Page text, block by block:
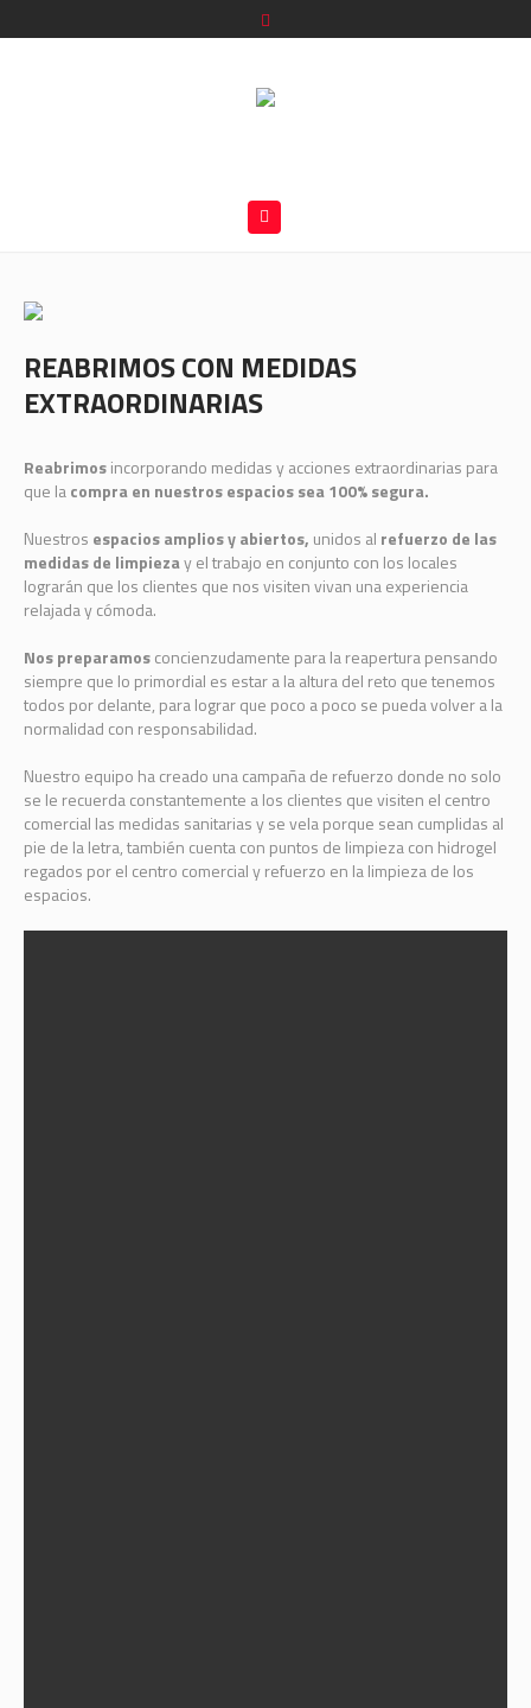
REABRIMOS CON MEDIDAS
EXTRAORDINARIAS
Reabrimosincorporando medidas y acciones extraordinarias para
que lacompra en nuestros espacios sea 100% segura.
Nuestros espacios amplios y abiertos, unidos al refuerzo de las
medidas de limpiezay el trabajo en conjunto con los locales
lograrán que los clientes que nos visiten vivan una experiencia
relajada y cómoda.
Nos preparamosconcienzudamente para la reapertura pensando
siempre que lo primordial es estar a la altura del reto que tenemos
todos por delante, para lograr que poco a poco se pueda volver a la
normalidad con responsabilidad.
Nuestro equipo ha creado una campaña de refuerzo donde no solo
se le recuerda constantemente a los clientes que visiten el centro
comercial las medidas sanitarias y se vela porque sean cumplidas al
pie de la letra, también cuenta con puntos de limpieza con hidrogel
regados por el centro comercial y refuerzo en la limpieza de los
espacios.